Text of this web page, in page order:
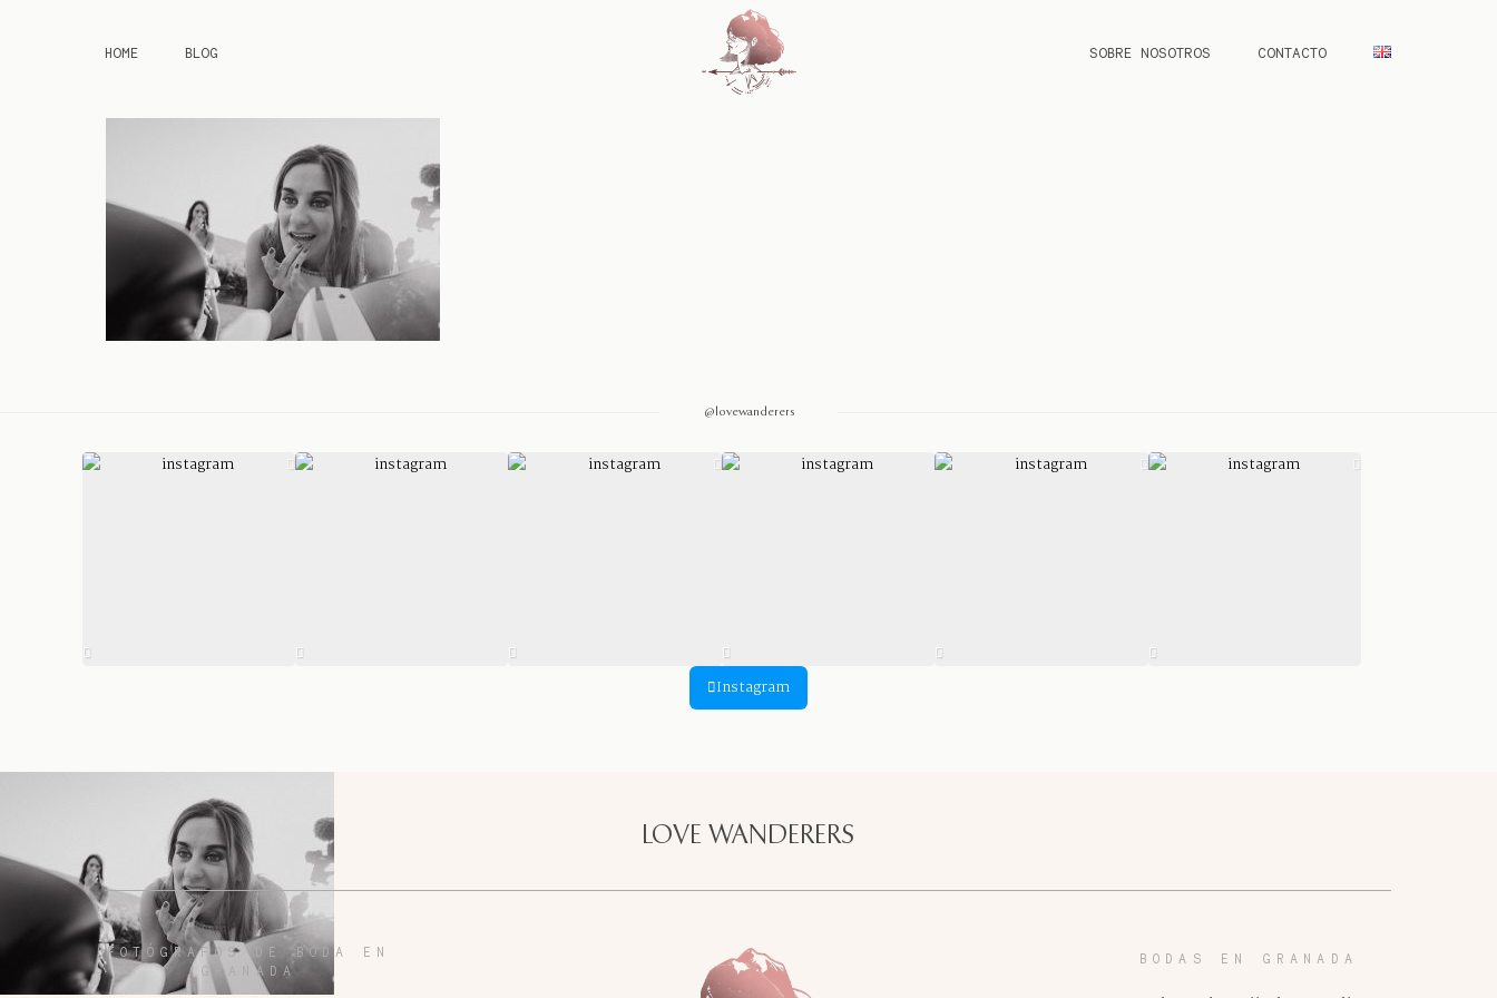
HOME BLOG SOBRE NOSOTROS CONTACTO
@lovewanderers
Instagram
LOVE WANDERERS
FOTÓGRAFOS DE BODA EN
GRANADA
BODAS EN GRANADA